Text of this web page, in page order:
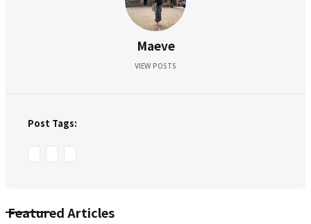
Maeve
VIEW POSTS
Post Tags:
Featured Articles